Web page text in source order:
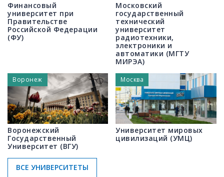
Финансовый
университет при
Правительстве
Российской Федерации
(ФУ)
Московский
государственный
технический
университет
радиотехники,
электроники и
автоматики (МГТУ
МИРЭА)
Воронежский
Государственный
Университет (ВГУ)
Воронеж
Университет мировых
цивилизаций (УМЦ)
Москва
ВСЕ УНИВЕРСИТЕТЫ